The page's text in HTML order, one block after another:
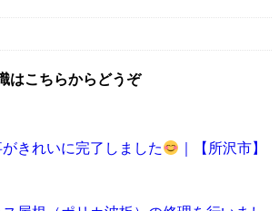
はこちらからどうぞ
きれいに完了しました ｜【所沢市】